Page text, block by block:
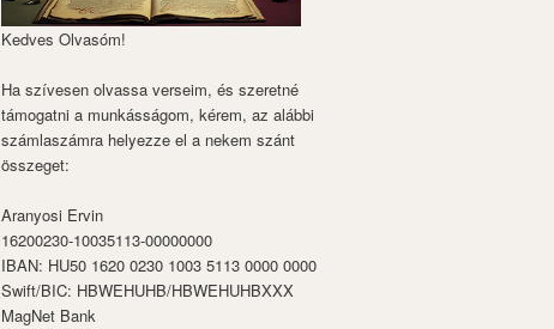
Kedves Olvasóm!
Ha szívesen olvassa verseim, és szeretné
támogatni a munkásságom, kérem, az alábbi
számlaszámra helyezze el a nekem szánt
összeget:
Aranyosi Ervin
16200230-10035113-00000000
IBAN: HU50 1620 0230 1003 5113 0000 0000
Swift/BIC: HBWEHUHB/HBWEHUHBXXX
MagNet Bank